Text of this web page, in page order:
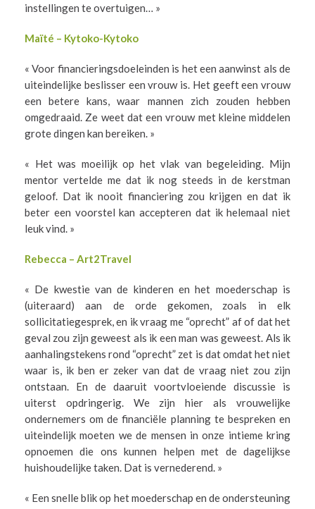
instellingen te overtuigen… »
Maïté – Kytoko-Kytoko
« Voor financieringsdoeleinden is het een aanwinst als de
uiteindelijke beslisser een vrouw is. Het geeft een vrouw
een betere kans, waar mannen zich zouden hebben
omgedraaid. Ze weet dat een vrouw met kleine middelen
grote dingen kan bereiken. »
« Het was moeilijk op het vlak van begeleiding. Mijn
mentor vertelde me dat ik nog steeds in de kerstman
geloof. Dat ik nooit financiering zou krijgen en dat ik
beter een voorstel kan accepteren dat ik helemaal niet
leuk vind. »
Rebecca – Art2Travel
« De kwestie van de kinderen en het moederschap is
(uiteraard) aan de orde gekomen, zoals in elk
sollicitatiegesprek, en ik vraag me “oprecht” af of dat het
geval zou zijn geweest als ik een man was geweest. Als ik
aanhalingstekens rond “oprecht” zet is dat omdat het niet
waar is, ik ben er zeker van dat de vraag niet zou zijn
ontstaan. En de daaruit voortvloeiende discussie is
uiterst opdringerig. We zijn hier als vrouwelijke
ondernemers om de financiële planning te bespreken en
uiteindelijk moeten we de mensen in onze intieme kring
opnoemen die ons kunnen helpen met de dagelijkse
huishoudelijke taken. Dat is vernederend. »
« Een snelle blik op het moederschap en de ondersteuning